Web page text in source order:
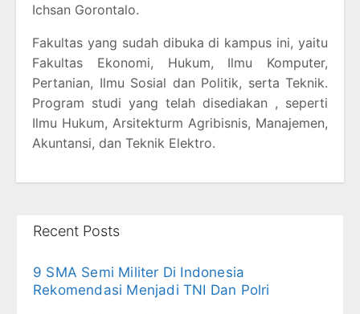
Ichsan Gorontalo.
Fakultas yang sudah dibuka di kampus ini, yaitu
Fakultas Ekonomi, Hukum, Ilmu Komputer,
Pertanian, Ilmu Sosial dan Politik, serta Teknik.
Program studi yang telah disediakan , seperti
Ilmu Hukum, Arsitekturm Agribisnis, Manajemen,
Akuntansi, dan Teknik Elektro.
Recent Posts
9 SMA Semi Militer Di Indonesia
Rekomendasi Menjadi TNI Dan Polri